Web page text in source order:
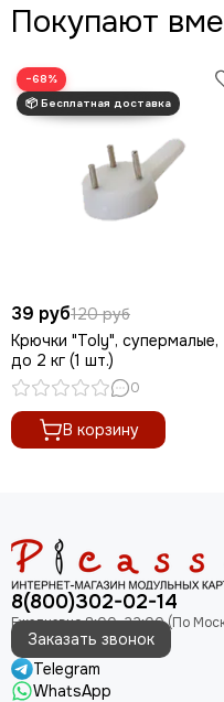
Покупают
−68%
39 руб120 руб
Крючки "Toly", супермалые,
до 2 кг (1 шт.)
0
В корзину
8(800)302-02-14
Заказать звонок
Telegram
WhatsApp